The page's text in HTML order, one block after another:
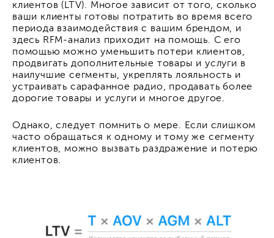
клиентов (LTV). Многое зависит от того, сколько
ваши клиенты готовы потратить во время всего
периода взаимодействия с вашим брендом, и
здесь RFM-анализ приходит на помощь. С его
помощью можно уменьшить потери клиентов,
продвигать дополнительные товары и услуги в
наилучшие сегменты, укреплять лояльность и
устраивать сарафанное радио, продавать более
дорогие товары и услуги и многое другое.
Однако, следует помнить о мере. Если слишком
часто обращаться к одному и тому же сегменту
клиентов, можно вызвать раздражение и потерю
клиентов.